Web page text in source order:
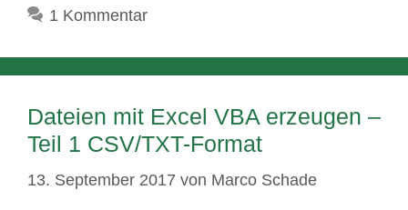
1 Kommentar
Dateien mit Excel VBA erzeugen –
Teil 1 CSV/TXT-Format
13. September 2017 von Marco Schade